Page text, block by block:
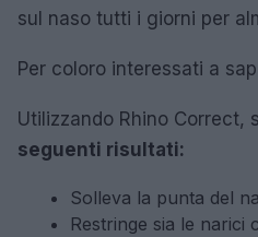
sul naso tutti i giorni per
Per coloro interessati a
Utilizzando Rhino Correct,
seguenti risultati:
Solleva la punta del
Restringe sia le narici